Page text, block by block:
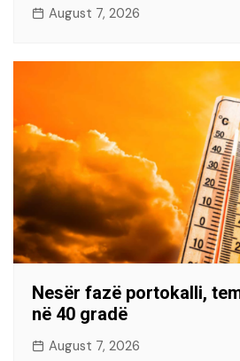
August 7, 2026
Nesër fazë portokalli,
në 40 gradë
August 7, 2026